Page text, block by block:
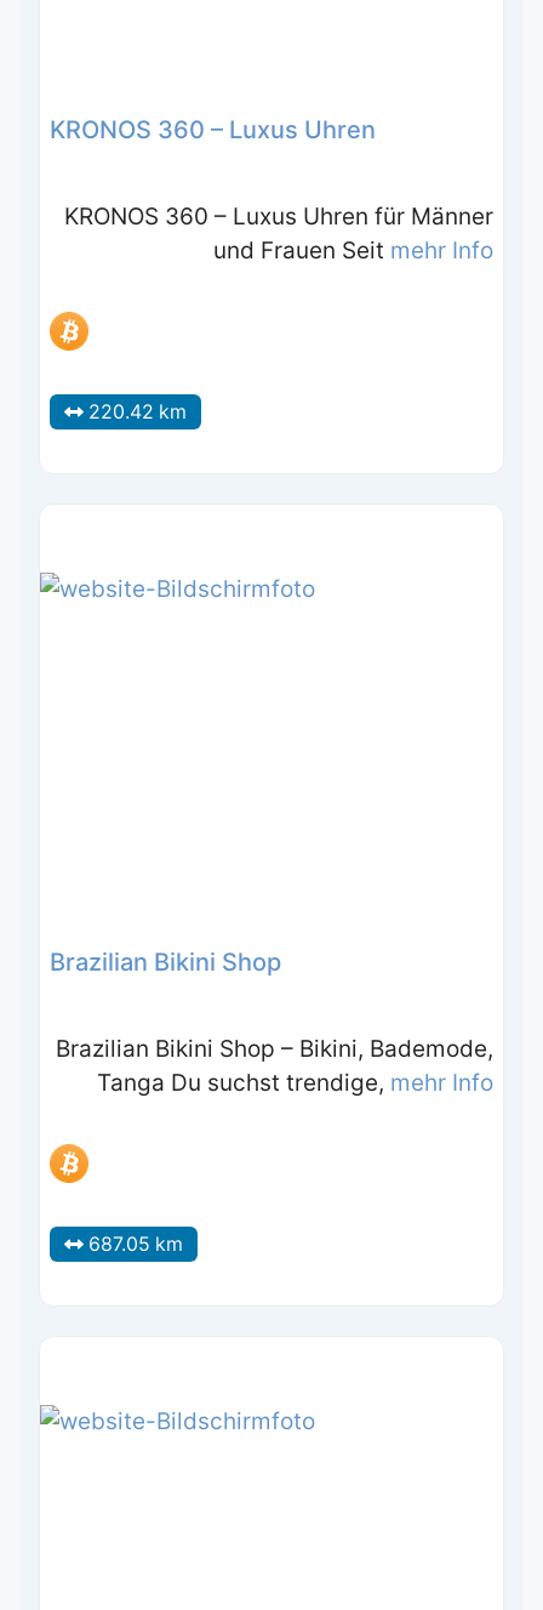
KRONOS 360 – Luxus Uhren
KRONOS 360 – Luxus Uhren für Männer
und Frauen Seit mehr Info
220.42 km
Brazilian Bikini Shop
Brazilian Bikini Shop – Bikini, Bademode,
Tanga Du suchst trendige, mehr Info
687.05 km